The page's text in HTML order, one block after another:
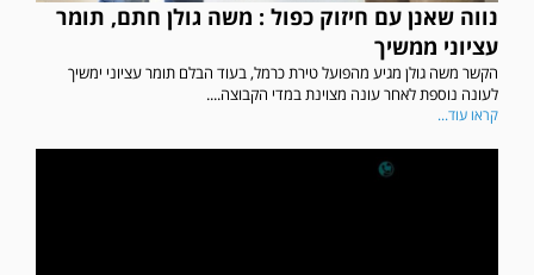
נווה שאנן עם חיזוק כפול : משה גולן חתם, תומר
עציוני ממשיך
הקשר משה גולן מגיע מהפועל טירת כרמל, בעוד הבלם תומר עציוני ימשיך
לעונה נוספת לאחר עונה מצוינת במדי הקבוצה....
קראו עוד...